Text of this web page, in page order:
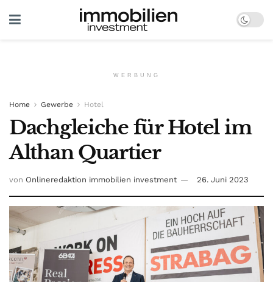
WERBUNG
Home Gewerbe Hotel
Dachgleiche für Hotel im
Althan Quartier
von Onlineredaktion immobilien investment 26. Juni 2023